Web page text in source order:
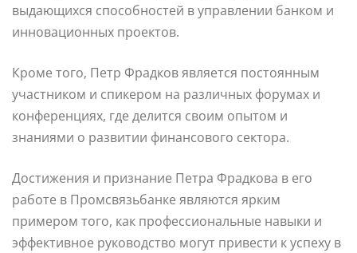
выдающихся способностей в управлении банком и
инновационных проектов.
Кроме того, Петр Фрадков является постоянным
участником и спикером на различных форумах и
конференциях, где делится своим опытом и
знаниями о развитии финансового сектора.
Достижения и признание Петра Фрадкова в его
работе в Промсвязьбанке являются ярким
примером того, как профессиональные навыки и
эффективное руководство могут привести к успеху в